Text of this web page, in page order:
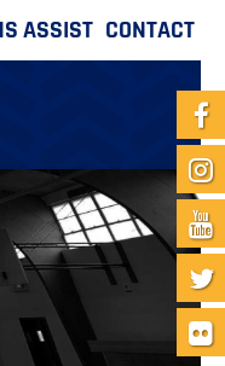
ASSIST CONTACT